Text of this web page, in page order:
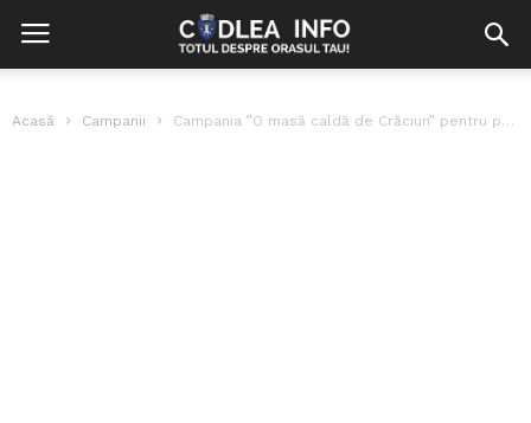
Acasă Campanii Campania ”O masă caldă de Crăciun” pentru pacienții Spitalului Clinic de Psihiatrie...